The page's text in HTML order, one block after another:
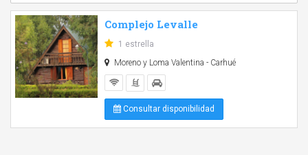
Complejo Levalle
1 estrella
Moreno y Loma Valentina - Carhué
Consultar disponibilidad